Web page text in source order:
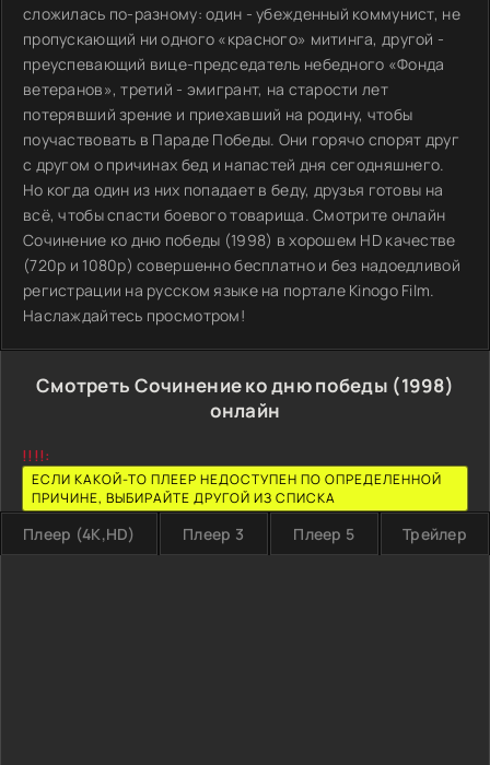
сложилась по-разному: один - убежденный коммунист, не
пропускающий ни одного «красного» митинга, другой -
преуспевающий вице-председатель небедного «Фонда
ветеранов», третий - эмигрант, на старости лет
потерявший зрение и приехавший на родину, чтобы
поучаствовать в Параде Победы. Они горячо спорят друг
с другом о причинах бед и напастей дня сегодняшнего.
Но когда один из них попадает в беду, друзья готовы на
всё, чтобы спасти боевого товарища. Смотрите онлайн
Сочинение ко дню победы (1998) в хорошем HD качестве
(720p и 1080p) совершенно бесплатно и без надоедливой
регистрации на русском языке на портале Kinogo Film.
Наслаждайтесь просмотром!
Смотреть Сочинение ко дню победы (1998)
онлайн
!!!!:
ЕСЛИ КАКОЙ-ТО ПЛЕЕР НЕДОСТУПЕН ПО ОПРЕДЕЛЕННОЙ
ПРИЧИНЕ, ВЫБИРАЙТЕ ДРУГОЙ ИЗ СПИСКА
Плеер (4K,HD) Плеер 3 Плеер 5 Трейлер